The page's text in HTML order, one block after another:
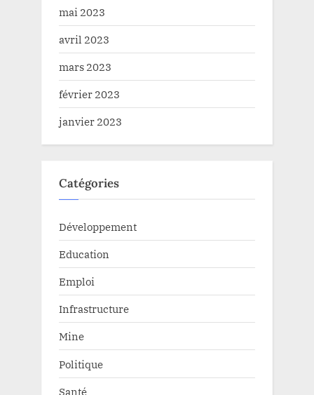
mai 2023
avril 2023
mars 2023
février 2023
janvier 2023
Catégories
Développement
Education
Emploi
Infrastructure
Mine
Politique
Santé